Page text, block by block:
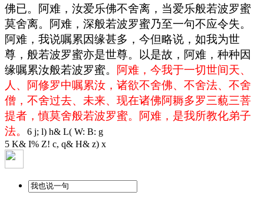
佛已。阿难，汝爱乐佛不舍离，当爱乐般若波罗蜜
莫舍离。阿难，深般若波罗蜜乃至一句不应令失。
阿难，我说嘱累因缘甚多，今但略说，如我为世
尊，般若波罗蜜亦是世尊。以是故，阿难，种种因
缘嘱累汝般若波罗蜜。 阿难，今我于一切世间天、
人、阿修罗中嘱累汝，诸欲不舍佛、不舍法、不舍
僧，不舍过去、未来、现在诸佛阿耨多罗三藐三菩
提者，慎莫舍般若波罗蜜。阿难，是我所教化弟子
法。
6 j; l) h& L( W: B: g
5 K& I% Z! c, q& H& z) x